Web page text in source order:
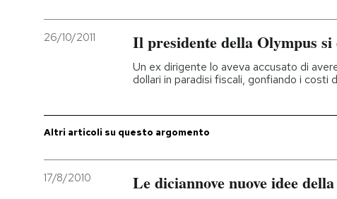
PODCAST
I MIEI PREFERITI
SHOP
26/10/2011 Il presidente della Olympus si
Un ex dirigente lo aveva accusato di
dollari in paradisi fiscali, gonfiando i costi
Altri articoli su questo argomento
17/8/2010 Le diciannove nuove idee